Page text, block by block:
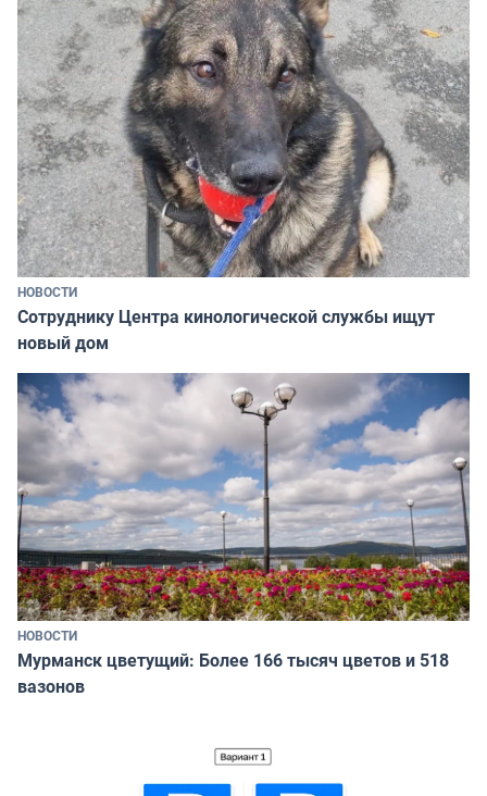
НОВОСТИ
Сотруднику Центра кинологической службы ищут
новый дом
НОВОСТИ
Мурманск цветущий: Более 166 тысяч цветов и 518
вазонов